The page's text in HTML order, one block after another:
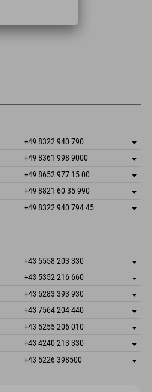
+49 8322 940 790
Adresse speichern
Buchen
+49 8361 998 9000
Adresse speichern
Buchen
+49 8652 977 15 00
Adresse speichern
Buchen
+49 8821 60 35 990
Adresse speichern
+49 8322 940 794 45
+43 5558 203 330
Adresse speichern
Buchen
+43 5352 216 660
Adresse speichern
Buchen
+43 5283 393 930
Adresse speichern
Buchen
+43 7564 204 440
Adresse speichern
Buchen
+43 5255 206 010
Adresse speichern
Buchen
+43 4240 213 330
Adresse speichern
+43 5226 398500